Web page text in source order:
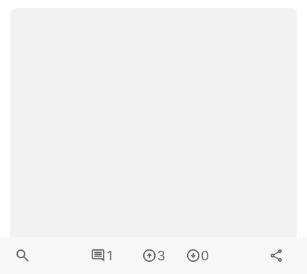
1 3 0